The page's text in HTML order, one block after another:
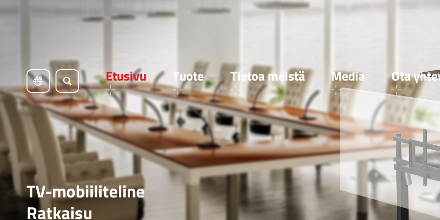
Etusivu Tuote Tietoa meistä Media Ota
TV-mobiiliteline
Ratkaisu